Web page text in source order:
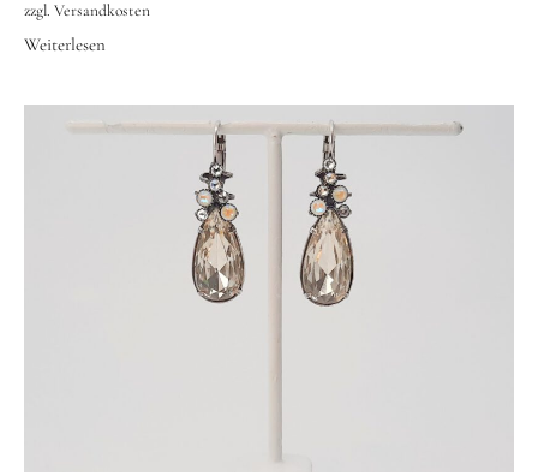
zzgl. Versandkosten
Weiterlesen